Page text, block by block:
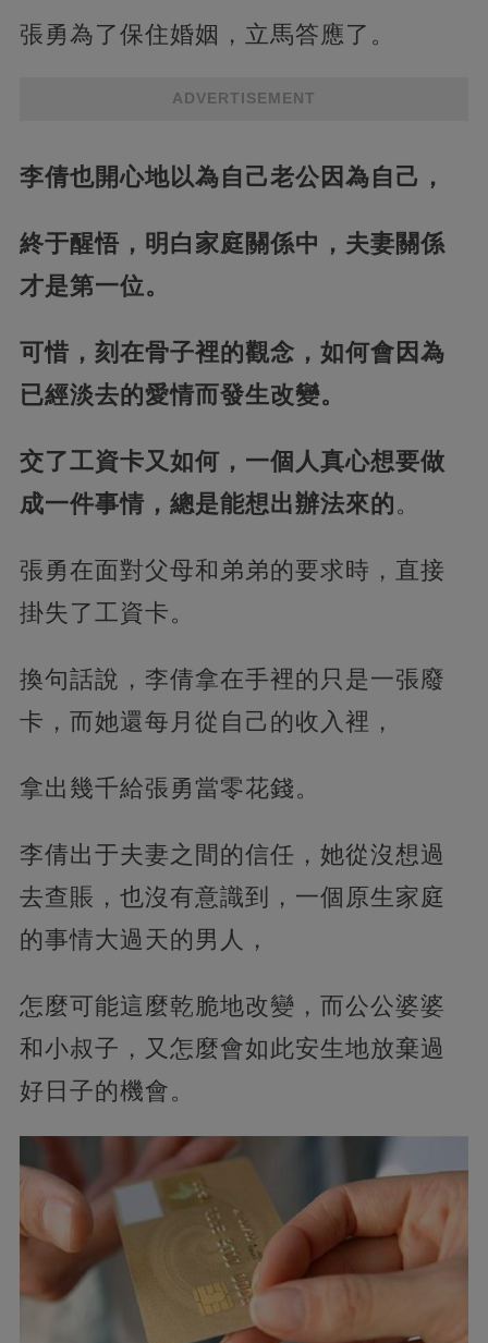
張勇為了保住婚姻，立馬答應了。
ADVERTISEMENT
李倩也開心地以為自己老公因為自己，
終于醒悟，明白家庭關係中，夫妻關係
才是第一位。
可惜，刻在骨子裡的觀念，如何會因為
已經淡去的愛情而發生改變。
交了工資卡又如何，一個人真心想要做
成一件事情，總是能想出辦法來的。
張勇在面對父母和弟弟的要求時，直接
掛失了工資卡。
換句話說，李倩拿在手裡的只是一張廢
卡，而她還每月從自己的收入裡，
拿出幾千給張勇當零花錢。
李倩出于夫妻之間的信任，她從沒想過
去查賬，也沒有意識到，一個原生家庭
的事情大過天的男人，
怎麼可能這麼乾脆地改變，而公公婆婆
和小叔子，又怎麼會如此安生地放棄過
好日子的機會。